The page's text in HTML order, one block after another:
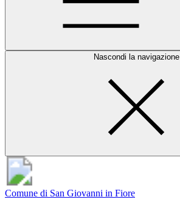
Nascondi la navigazione
Comune di San Giovanni in Fiore